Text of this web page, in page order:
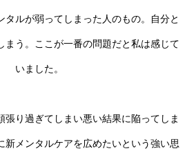
タルが弱ってしまった人のもの。自分と
まう。ここが一番の問題だと私は感じて
いました。
張り過ぎてしまい悪い結果に陥ってしま
新メンタルケアを広めたいという強い思